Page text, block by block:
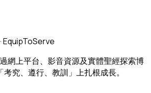
EquipToServe
網上平台、影音資源及實體聖經探索博
究、遵行、教訓」上扎根成長。